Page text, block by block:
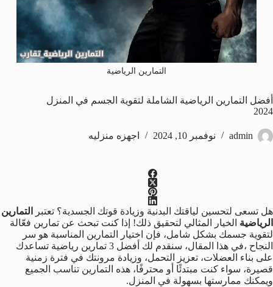
التمارين الرياضية
أفضل التمارين الرياضية الشاملة لتقوية الجسم في المنزل
2024
admin نوفمبر 10, 2024 اجهزه منزليه
هل تسعى لتحسين لياقتك البدنية وزيادة قوتك الجسدية؟ تعتبر
التمارين
الرياضية الخيار المثالي لتحقيق ذلك! إذا كنت تبحث عن تمارين فعّالة
لتقوية جسمك بشكل شامل، فإن اختيار التمارين المناسبة هو سر
النجاح ،في هذا المقال، سنقدم لك أفضل 3 تمارين رياضية تساعدك
على بناء العضلات، تعزيز التحمل، وزيادة مرونتك في فترة زمنية
قصيرة، سواء كنت مبتدئًا أو محترفًا، هذه التمارين تناسب الجميع
ويمكنك ممارستها بسهولة في المنزل.